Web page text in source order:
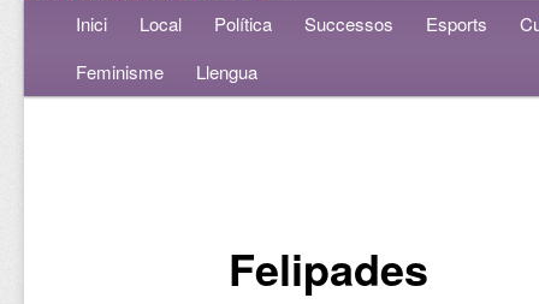
Menú principalAneu al contingut principal
Aneu al contingut secundari
Inici Local Política Successos Esports
Feminisme
Llengua
Felipades